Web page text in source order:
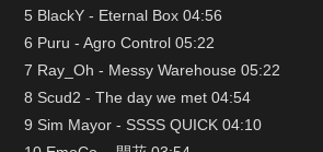
5 BlackY - Eternal Box 04:56
6 Puru - Agro Control 05:22
7 Ray_Oh - Messy Warehouse 05:22
8 Scud2 - The day we met 04:54
9 Sim Mayor - SSSS QUICK 04:10